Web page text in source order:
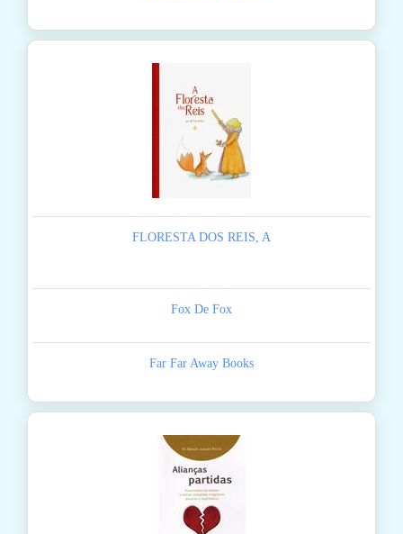
FLORESTA DOS REIS, A
Fox De Fox
Far Far Away Books